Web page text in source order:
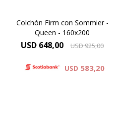
Colchón Firm con Sommier -
Queen - 160x200
USD 648,00 USD925,00
USD 583,20